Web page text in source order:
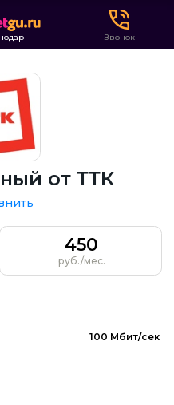
Звонок
от ТТК
450
руб./мес.
100 Мбит/сек